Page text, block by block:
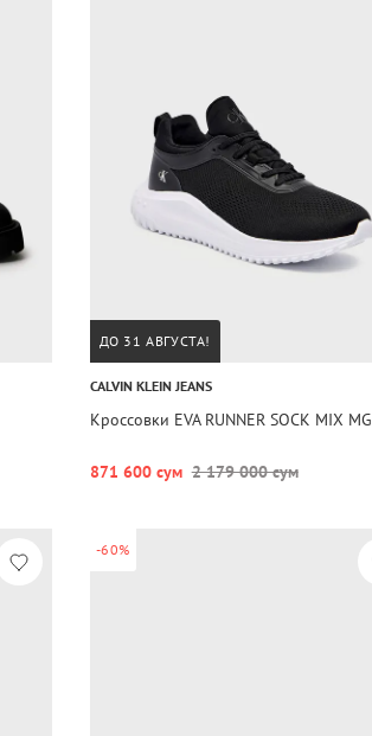
ДО 31 АВГУСТА!
CALVIN KLEIN JEANS
Кроссовки EVA RUNNER SOCK MIX MG
871 600 сум 2 179 000 сум
-60%